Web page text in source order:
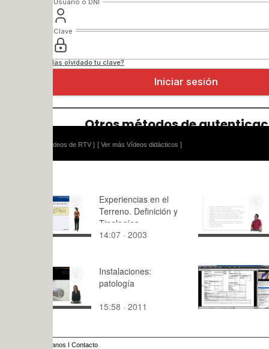
[ Ver más Vídeos didácticos ]
Experiencias en el
Terreno. Definición y
Tipologías
14:07 · 2003
13:44 ·
Instalaciones:
patología
15:58 · 2011
Seminario
106:05 ·